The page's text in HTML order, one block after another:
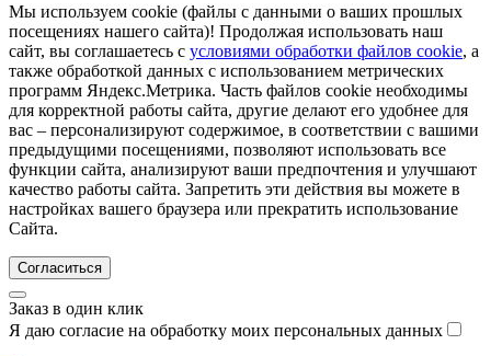
Мы используем cookie (файлы с данными о ваших прошлых
посещениях нашего сайта)! Продолжая использовать наш
сайт, вы соглашаетесь с условиями обработки файлов cookie, а
также обработкой данных с использованием метрических
программ Яндекс.Метрика. Часть файлов cookie необходимы
для корректной работы сайта, другие делают его удобнее для
вас – персонализируют содержимое, в соответствии с вашими
предыдущими посещениями, позволяют использовать все
функции сайта, анализируют ваши предпочтения и улучшают
качество работы сайта. Запретить эти действия вы можете в
настройках вашего браузера или прекратить использование
Сайта.
Согласиться
Заказ в один клик
Я даю согласие на обработку моих персональных данных